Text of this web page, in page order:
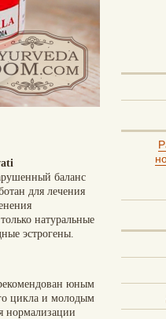
баланс
для лечения
натуральные
эстрогены.
юным
цикла и молодым
нормализации